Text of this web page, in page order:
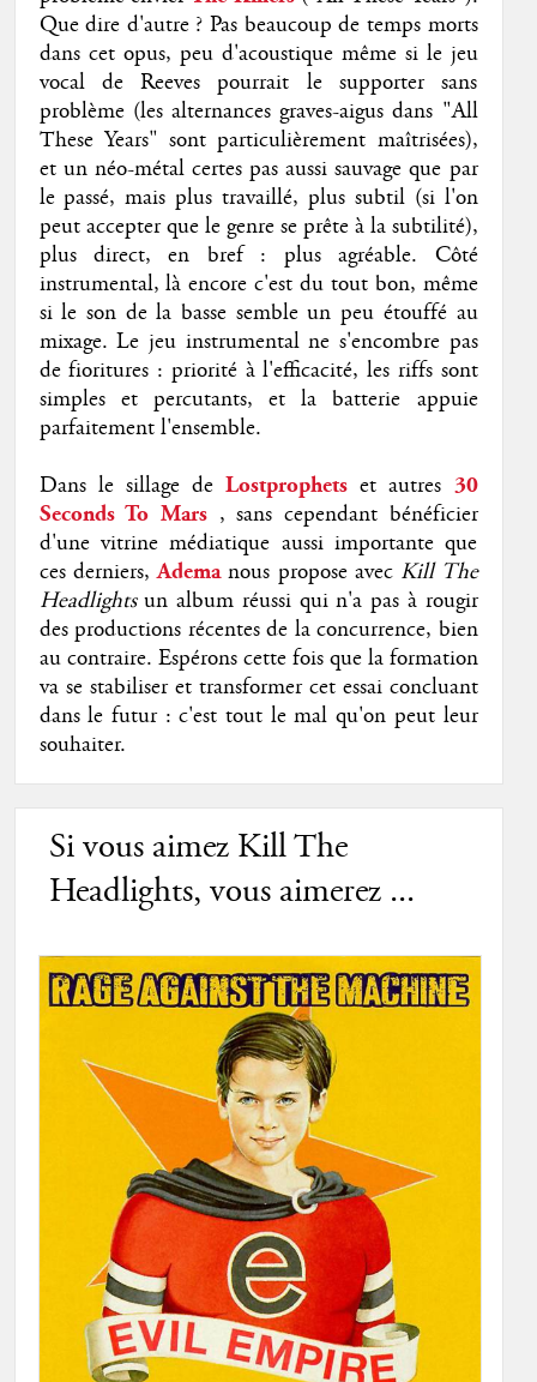
Que dire d'autre ? Pas beaucoup de temps morts
dans cet opus, peu d'acoustique même si le jeu
vocal de Reeves pourrait le supporter sans
problème (les alternances graves-aigus dans "All
These Years" sont particulièrement maîtrisées),
et un néo-métal certes pas aussi sauvage que par
le passé, mais plus travaillé, plus subtil (si l'on
peut accepter que le genre se prête à la subtilité),
plus direct, en bref : plus agréable. Côté
instrumental, là encore c'est du tout bon, même
si le son de la basse semble un peu étouffé au
mixage. Le jeu instrumental ne s'encombre pas
de fioritures : priorité à l'efficacité, les riffs sont
simples et percutants, et la batterie appuie
parfaitement l'ensemble.
Dans le sillage deLostprophetset autres 30
Seconds To Mars , sans cependant bénéficier
d'une vitrine médiatique aussi importante que
ces derniers, Ademanous propose avec Kill The
Headlightsun album réussi qui n'a pas à rougir
des productions récentes de la concurrence, bien
au contraire. Espérons cette fois que la formation
va se stabiliser et transformer cet essai concluant
dans le futur : c'est tout le mal qu'on peut leur
souhaiter.
Si vous aimez Kill The
Headlights, vous aimerez ...